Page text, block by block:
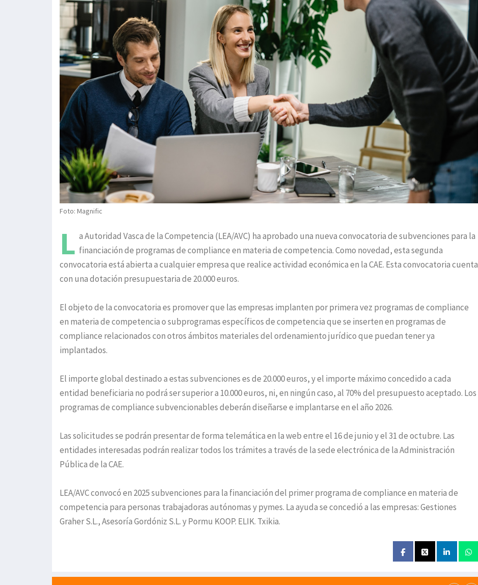
Foto: Magnific
L a Autoridad Vasca de la Competencia (LEA/AVC) ha aprobado una nueva convocatoria de subvenciones para la
financiación de programas de compliance en materia de competencia. Como novedad, esta segunda
convocatoria está abierta a cualquier empresa que realice actividad económica en la CAE. Esta convocatoria cuenta
con una dotación presupuestaria de 20.000 euros.
El objeto de la convocatoria es promover que las empresas implanten por primera vez programas de compliance
en materia de competencia o subprogramas específicos de competencia que se inserten en programas de
compliance relacionados con otros ámbitos materiales del ordenamiento jurídico que puedan tener ya
implantados.
El importe global destinado a estas subvenciones es de 20.000 euros, y el importe máximo concedido a cada
entidad beneficiaria no podrá ser superior a 10.000 euros, ni, en ningún caso, al 70% del presupuesto aceptado. Los
programas de compliance subvencionables deberán diseñarse e implantarse en el año 2026.
Las solicitudes se podrán presentar de forma telemática en la web entre el 16 de junio y el 31 de octubre. Las
entidades interesadas podrán realizar todos los trámites a través de la sede electrónica de la Administración
Pública de la CAE.
LEA/AVC convocó en 2025 subvenciones para la financiación del primer programa de compliance en materia de
competencia para personas trabajadoras autónomas y pymes. La ayuda se concedió a las empresas: Gestiones
Graher S.L., Asesoría Gordóniz S.L. y Pormu KOOP. ELIK. Txikia.